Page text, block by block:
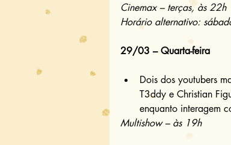
Cinemax – terças, às 22h
Horário alternativo:
29/03 – Quarta-feira
Dois dos youtubers
T3ddy e Christian
enquanto interagem
Multishow – às 19h